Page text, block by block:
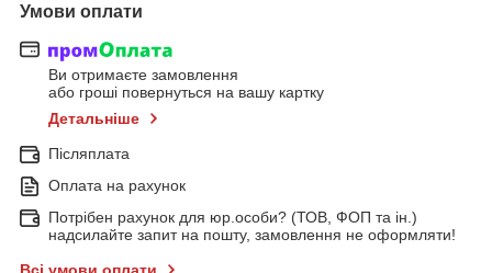
Умови оплати
Ви отримаєте замовлення
або гроші повернуться на вашу картку
Детальніше
Післяплата
Оплата на рахунок
Потрібен рахунок для юр.особи? (ТОВ, ФОП та ін.)
надсилайте запит на пошту, замовлення не оформляти!